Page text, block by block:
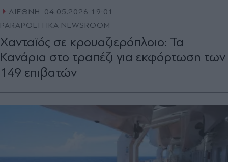
ΔΙΕΘΝΗ
04.05.2026 19:01
PARAPOLITIKA NEWSROOM
Χανταϊός σε κρουαζιερόπλοιο: Τα
Κανάρια στο τραπέζι για εκφόρτωση των
149 επιβατών